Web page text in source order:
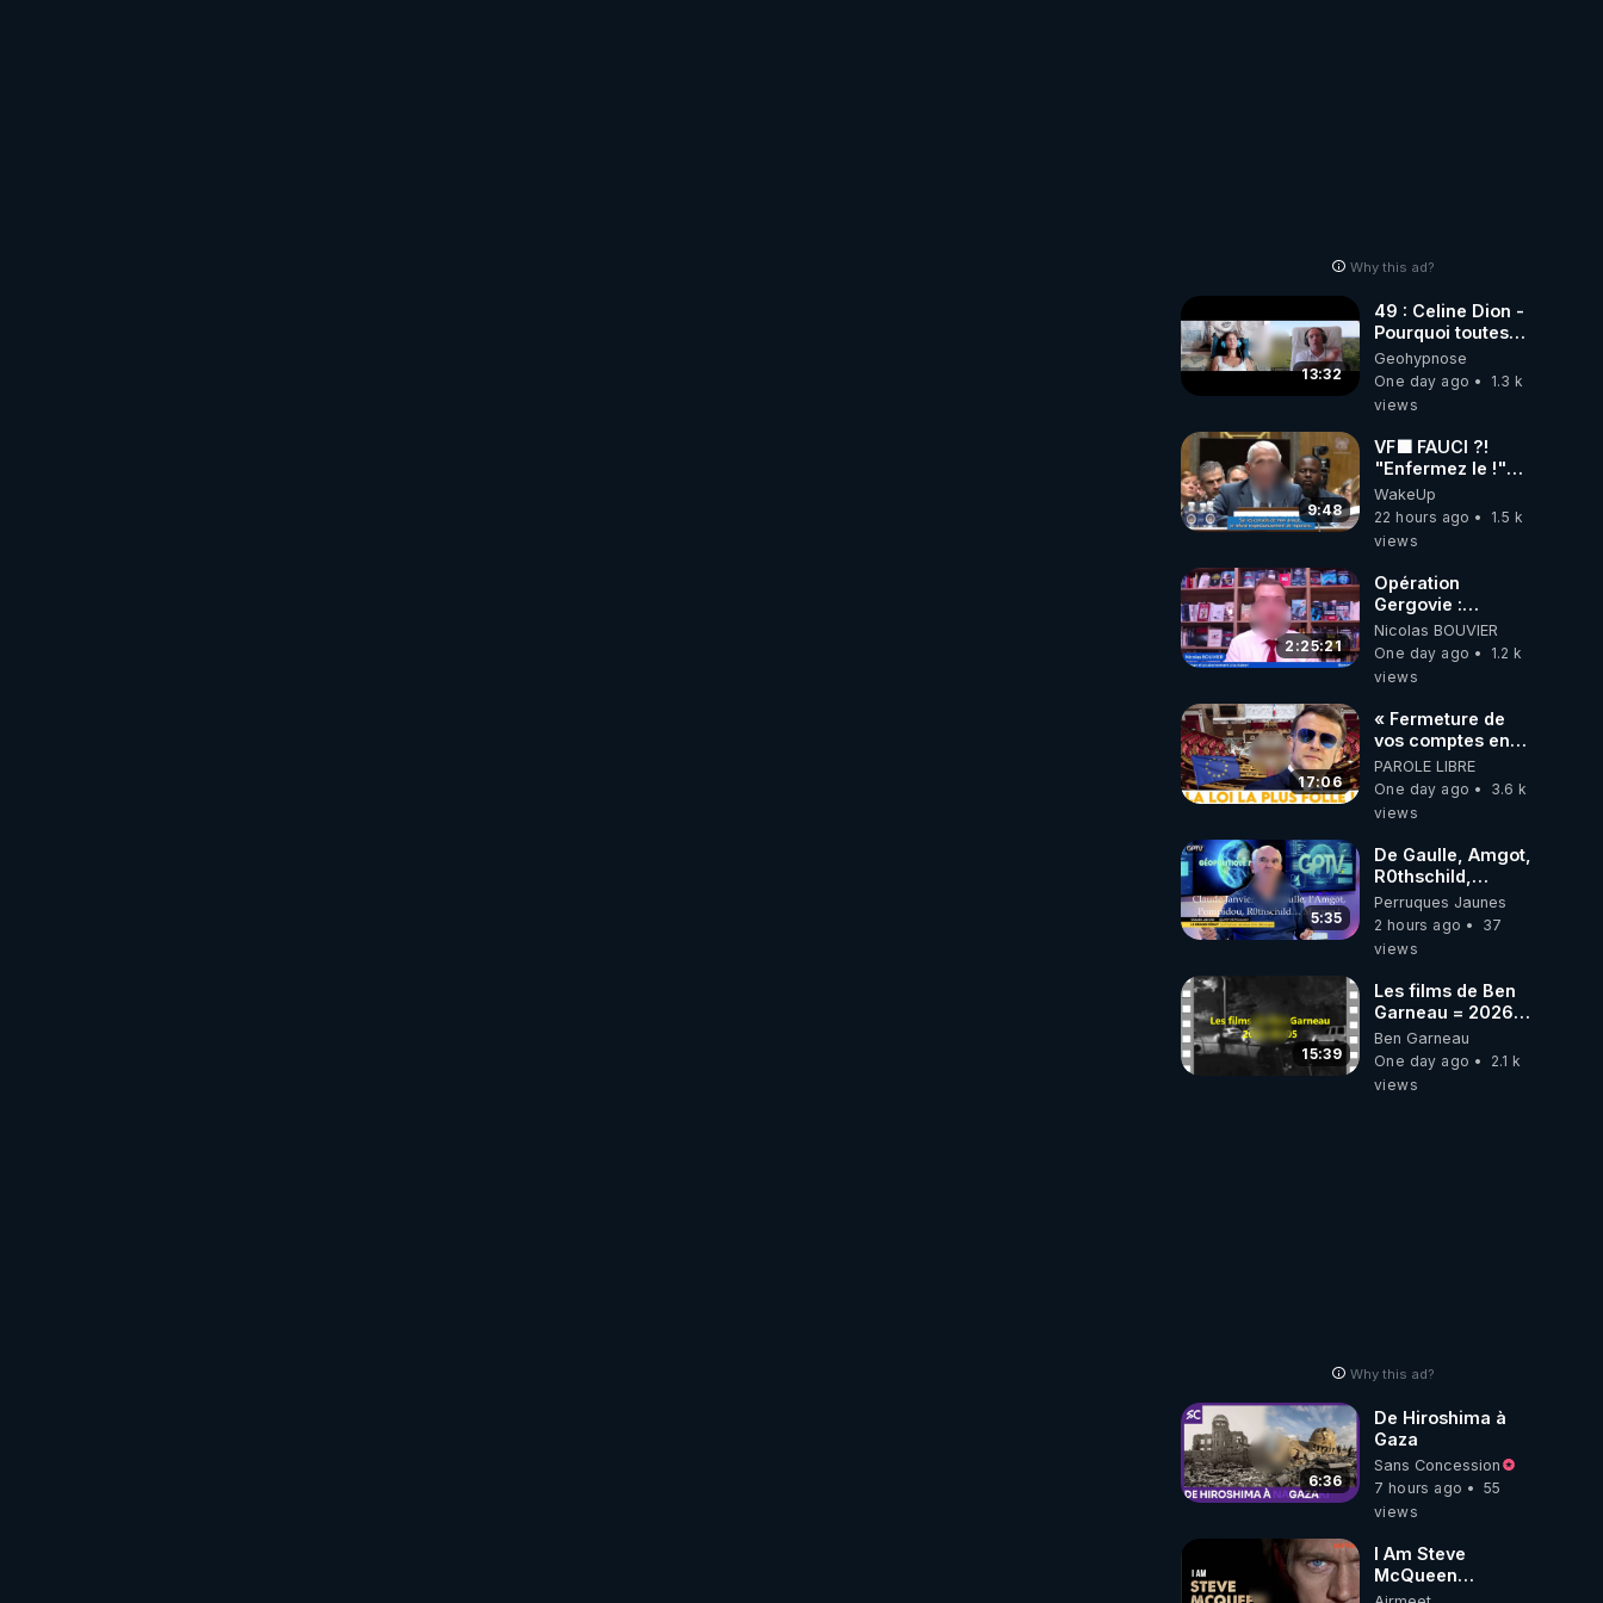
Why this ad?
13:32
49 : Celine Dion -
Pourquoi toutes
ces rumeurs ?
Enquête sous
hypnose
Geohypnose
One day ago
1.3 k
views
9:48
VF🟩 FAUCI ?!
"Enfermez le !"
(Lock him up!) -
Quartz Traduction
WakeUp
22 hours ago
1.5 k
views
2:25:21
Opération
Gergovie :
‪@38resistancegauloise‬
‪@MarionSigautOfficiel‬
‪@gladysriifard5710‬
Nicolas BOUVIER
One day ago
1.2 k
views
17:06
« Fermeture de
vos comptes en
banque ! » :
Macron impose
une loi folle !
PAROLE LIBRE
One day ago
3.6 k
views
5:35
De Gaulle, Amgot,
R0thschild,
Macron &
Pompidou…
Macron Claude
X 2024
Perruques Jaunes
2 hours ago
37
views
15:39
Les films de Ben
Garneau = 2026-
08-05
Ben Garneau
One day ago
2.1 k
views
Why this ad?
6:36
De Hiroshima à
Gaza
Sans Concession
7 hours ago
55
views
I Am Steve
McQueen
⎮Documentaire